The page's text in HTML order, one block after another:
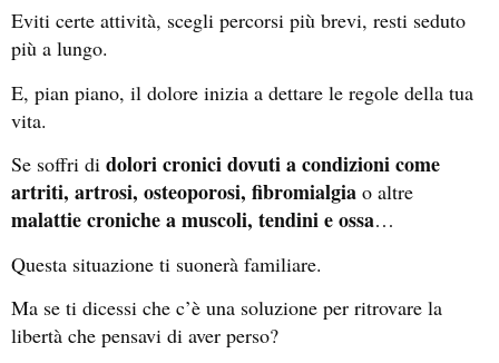
Eviti certe attività, scegli percorsi più brevi, resti seduto
più a lungo.
E, pian piano, il dolore inizia a dettare le regole della tua
vita.
Se soffri di dolori cronici dovuti a condizioni come
artriti, artrosi, osteoporosi, fibromialgia o altre
malattie croniche a muscoli, tendini e ossa…
Questa situazione ti suonerà familiare.
Ma se ti dicessi che c’è una soluzione per ritrovare la
libertà che pensavi di aver perso?